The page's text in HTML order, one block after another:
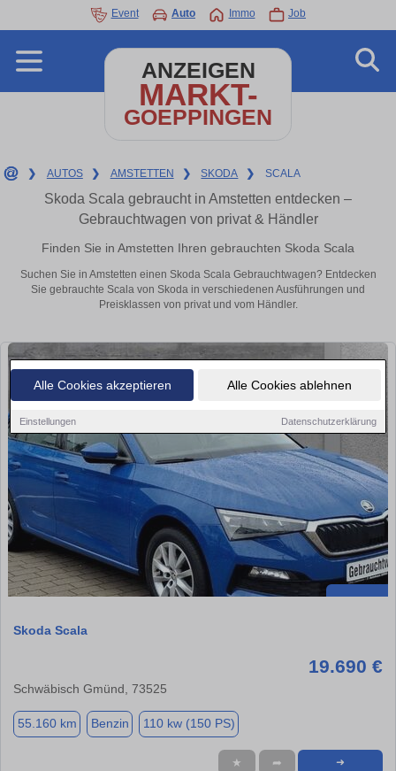
Alle Cookies akzeptieren Alle Cookies ablehnen
Einstellungen Datenschutzerklärung
Event Auto Immo Job
ANZEIGEN
MARKT-
GOEPPINGEN
❯ AUTOS ❯ AMSTETTEN ❯ SKODA ❯ SCALA
Skoda Scala gebraucht in Amstetten entdecken –
Gebrauchtwagen von privat & Händler
Finden Sie in Amstetten Ihren gebrauchten Skoda Scala
Suchen Sie in Amstetten einen Skoda Scala Gebrauchtwagen? Entdecken
Sie gebrauchte Scala von Skoda in verschiedenen Ausführungen und
Preisklassen von privat und vom Händler.
Skoda Scala
19.690 €
Schwäbisch Gmünd, 73525
55.160 km Benzin 110 kw (150 PS)
★ ➦ ➜